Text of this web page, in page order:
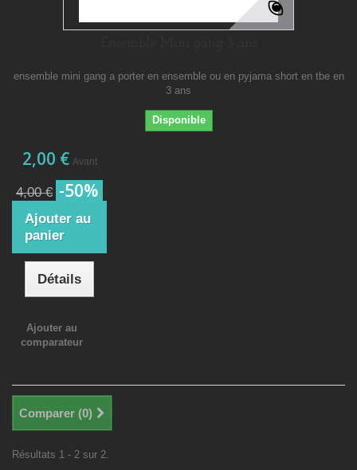
ensemble mini gang a porter en ensemble ou en pyjama short en tbe en
3 ans
Disponible
2,00 € Avant
4,00 € -50%
Ajouter au
panier
Détails
Ajouter au
comparateur
Comparer (0)
Résultats 1 - 2 sur 2.